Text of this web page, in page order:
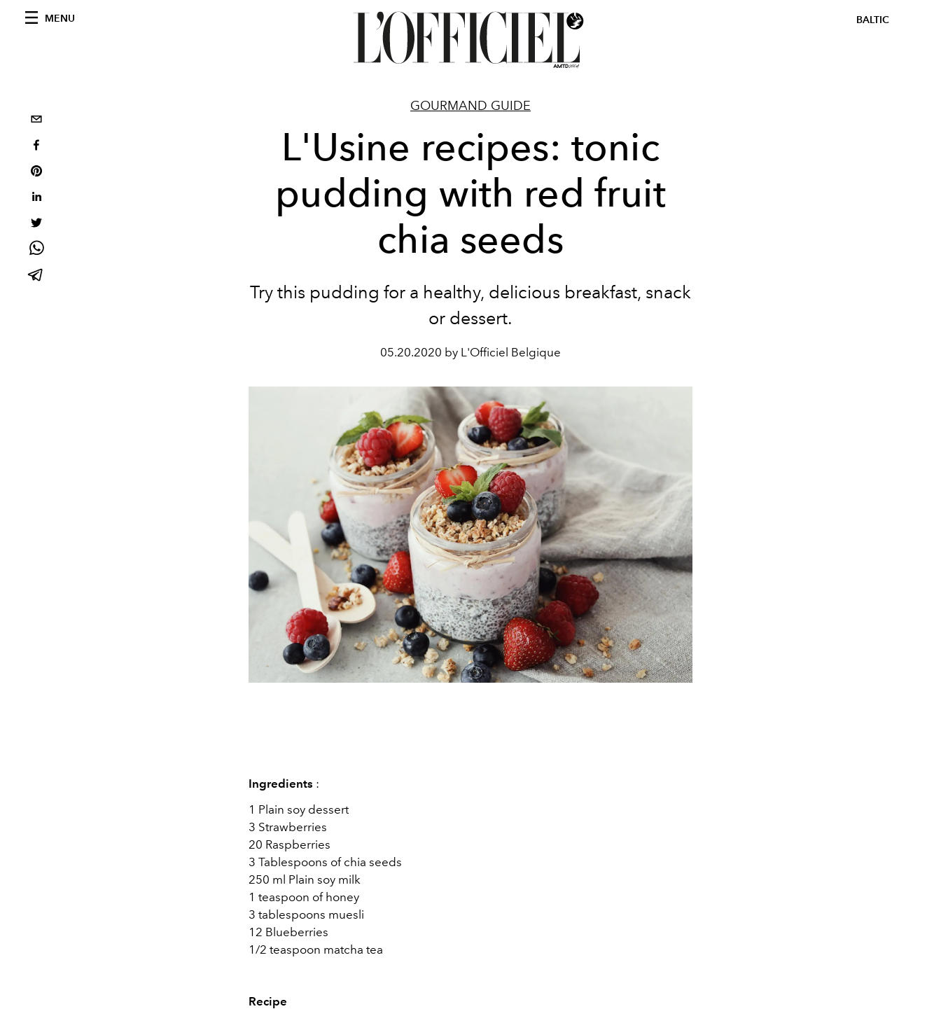
MENU BALTIC
GOURMAND GUIDE
L'Usine recipes: tonic
pudding with red fruit
chia seeds
Try this pudding for a healthy, delicious breakfast, snack
or dessert.
05.20.2020 by L'Officiel Belgique
Ingredients :
1 Plain soy dessert
3 Strawberries
20 Raspberries
3 Tablespoons of chia seeds
250 ml Plain soy milk
1 teaspoon of honey
3 tablespoons muesli
12 Blueberries
1/2 teaspoon matcha tea
Recipe